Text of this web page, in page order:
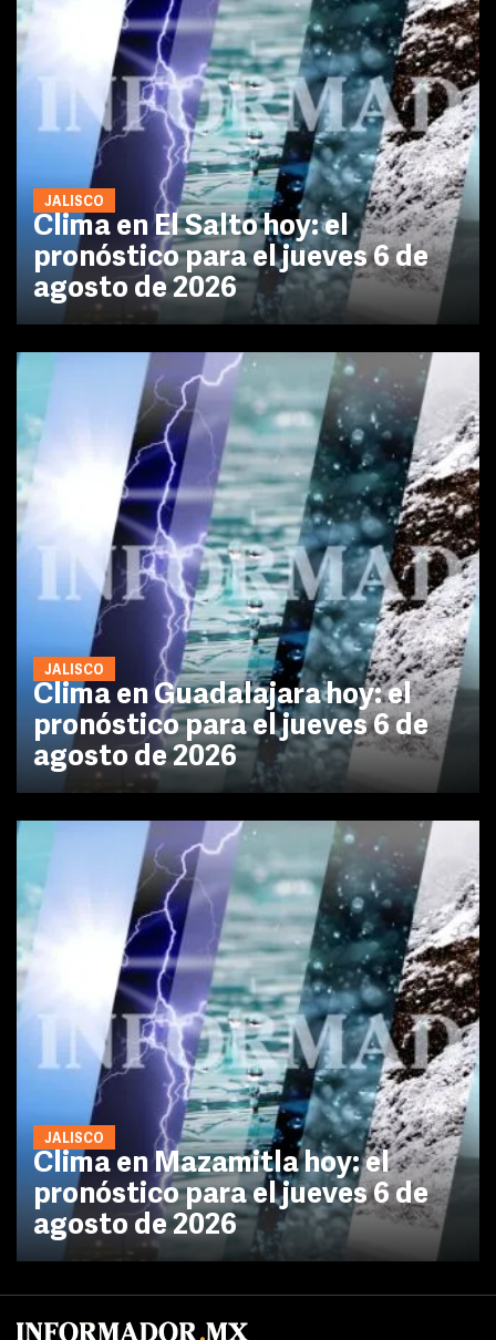
JALISCO
Clima en El Salto hoy: el
pronóstico para el jueves 6 de
agosto de 2026
JALISCO
Clima en Guadalajara hoy: el
pronóstico para el jueves 6 de
agosto de 2026
JALISCO
Clima en Mazamitla hoy: el
pronóstico para el jueves 6 de
agosto de 2026